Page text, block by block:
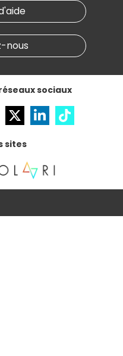
nous
sociaux
sites